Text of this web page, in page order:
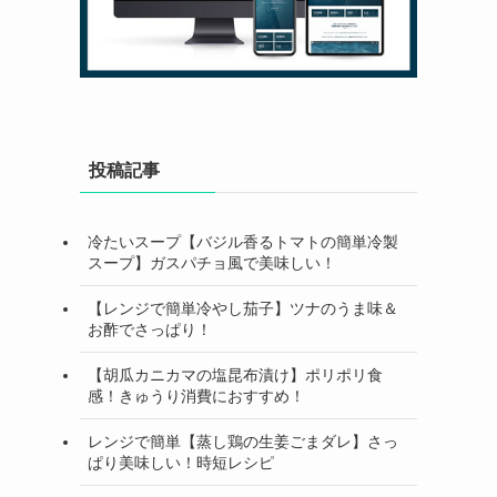
投稿記事
冷たいスープ【バジル香るトマトの簡単冷製
スープ】ガスパチョ風で美味しい！
【レンジで簡単冷やし茄子】ツナのうま味＆
お酢でさっぱり！
【胡瓜カニカマの塩昆布漬け】ポリポリ食
感！きゅうり消費におすすめ！
レンジで簡単【蒸し鶏の生姜ごまダレ】さっ
ぱり美味しい！時短レシピ